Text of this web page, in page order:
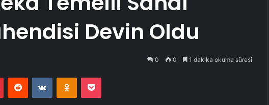
Devin Oldu
0 0 1 dakika okuma süresi
PinterestReddit VKontakteOdnoklassniki
Pocket